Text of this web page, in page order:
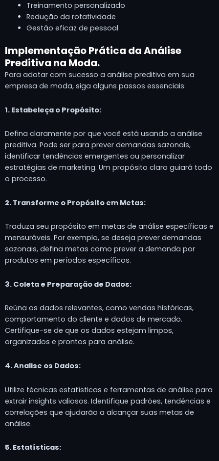
Treinamento personalizado
Redução da rotatividade
Gestão eficaz de pessoal
Implementação Prática da Análise
Preditiva na Moda.
Para adotar com sucesso a análise preditiva em sua
empresa de moda, siga alguns passos essenciais:
1. Estabeleça o Propósito:
Defina claramente por que você está usando a análise
preditiva. Pode ser para prever demandas sazonais,
identificar tendências emergentes ou personalizar
estratégias de marketing. Um propósito claro guiará todo
o processo.
2. Transforme o Propósito em Metas:
Traduza seu propósito em metas de análise específicas e
mensuráveis. Por exemplo, se deseja prever demandas
sazonais, defina metas como prever a demanda por
produtos em períodos específicos.
3. Coleta e Preparação de Dados:
Reúna os dados relevantes, como vendas históricas,
comportamento do cliente e dados de mercado.
Certifique-se de que os dados estejam limpos,
organizados e prontos para análise.
4. Analise os Dados:
Utilize técnicas estatísticas e ferramentas de análise para
extrair insights valiosos. Identifique padrões, tendências e
correlações que ajudarão a alcançar suas metas de
análise.
5. Estatísticas: